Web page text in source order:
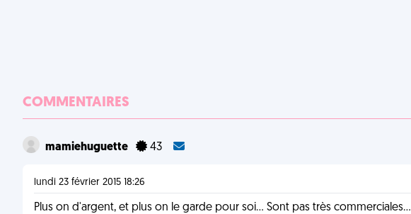
COMMENTAIRES
mamiehuguette 43
lundi 23 février 2015 18:26
Plus on d'argent, et plus on le garde pour soi... Sont pas très commerciales...